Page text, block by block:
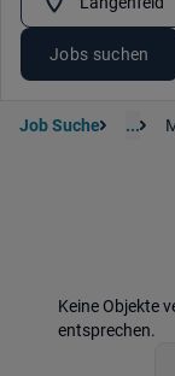
Jobs suchen
Job Suche ...
Keine Objekte
entsprechen.